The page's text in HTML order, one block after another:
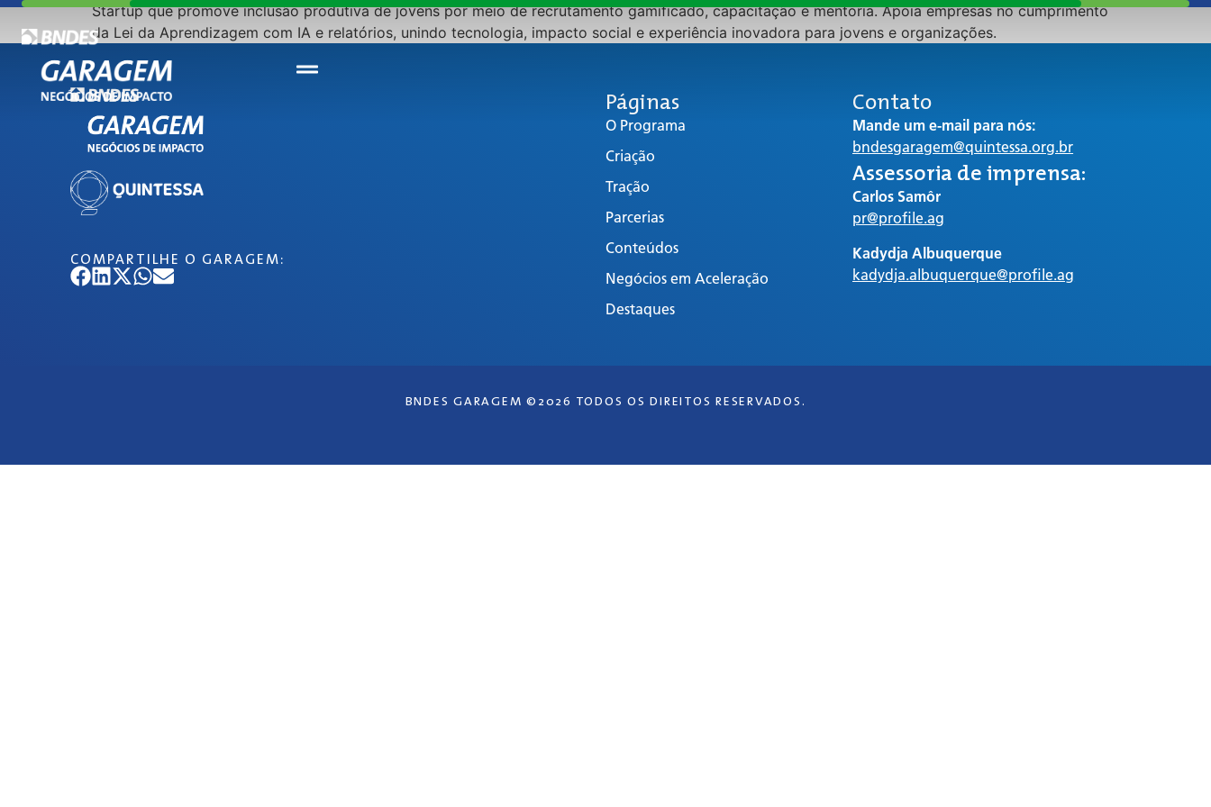
Startup que promove inclusão produtiva de jovens por meio de recrutamento gamificado, capacitação e mentoria. Apoia empresas no cumprimento
da Lei da Aprendizagem com IA e relatórios, unindo tecnologia, impacto social e experiência inovadora para jovens e organizações.
COMPARTILHE O GARAGEM:
Páginas
O Programa
Criação
Tração
Parcerias
Conteúdos
Negócios em Aceleração
Destaques
Contato
Mande um e-mail para nós:
bndesgaragem@quintessa.org.br
Assessoria de imprensa:
Carlos Samôr
pr@profile.ag
Kadydja Albuquerque
kadydja.albuquerque@profile.ag
BNDES GARAGEM ©2026 TODOS OS DIREITOS RESERVADOS.